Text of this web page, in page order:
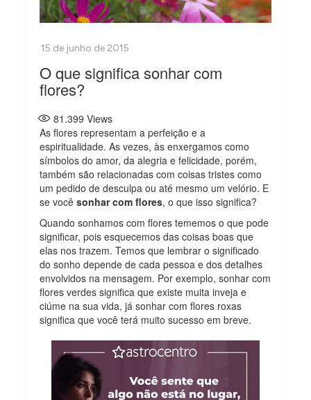
O que significa sonhar com
flores?
81.399 Views
As flores representam a perfeição e a
espiritualidade. As vezes, às enxergamos como
símbolos do amor, da alegria e felicidade, porém,
também são relacionadas com coisas tristes como
um pedido de desculpa ou até mesmo um velório. E
se vocêsonhar com flores, o que isso significa?
Quando sonhamos com flores tememos o que pode
significar, pois esquecemos das coisas boas que
elas nos trazem. Temos que lembrar o significado
do sonho depende de cada pessoa e dos detalhes
envolvidos na mensagem. Por exemplo, sonhar com
flores verdes significa que existe muita inveja e
ciúme na sua vida, já sonhar com flores roxas
significa que você terá muito sucesso em breve.